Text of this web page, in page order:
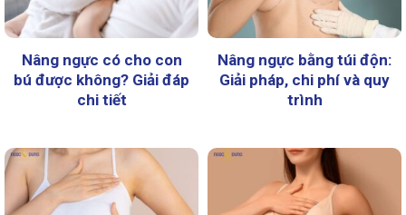
Nâng ngực có cho con
bú được không? Giải đáp
chi tiết
Nâng ngực bằng túi độn:
Giải pháp, chi phí và quy
trình